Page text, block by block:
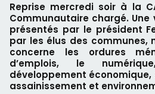
Reprise mercredi soir à la
Communautaire chargé.
présentés par le président
par les élus des communes,
concerne les ordures
d’emplois, le
développement
assainissement et